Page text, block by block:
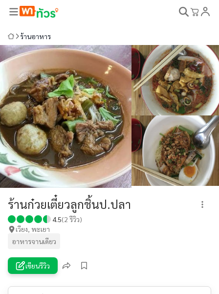
ร้านอาหาร
ร้านก๋วยเตี๋ยวลูกชิ้นป.ปลา
4.5(2 รีวิว)
เวียง, พะเยา
อาหารจานเดียว
เขียนรีวิว